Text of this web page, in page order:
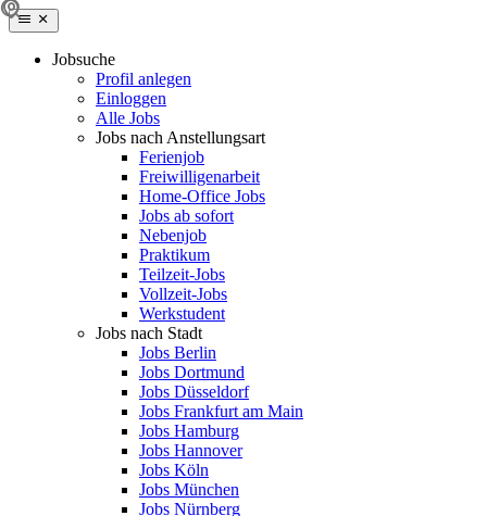
Jobsuche
Profil anlegen
Einloggen
Alle Jobs
Jobs nach Anstellungsart
Ferienjob
Freiwilligenarbeit
Home-Office Jobs
Jobs ab sofort
Nebenjob
Praktikum
Teilzeit-Jobs
Vollzeit-Jobs
Werkstudent
Jobs nach Stadt
Jobs Berlin
Jobs Dortmund
Jobs Düsseldorf
Jobs Frankfurt am Main
Jobs Hamburg
Jobs Hannover
Jobs Köln
Jobs München
Jobs Nürnberg